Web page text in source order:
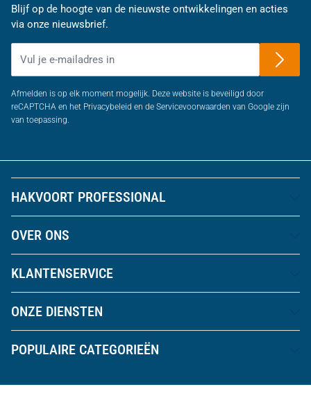
Blijf op de hoogte van de nieuwste ontwikkelingen en acties
via onze nieuwsbrief.
Afmelden is op elk moment mogelijk. Deze website is beveiligd door
reCAPTCHA en het Privacybeleid en de Servicevoorwaarden van Google zijn
van toepassing.
HAKVOORT PROFESSIONAL
OVER ONS
KLANTENSERVICE
ONZE DIENSTEN
POPULAIRE CATEGORIEËN